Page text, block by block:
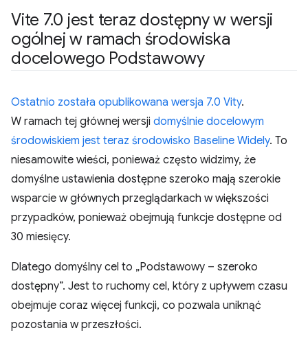
Vite 7.0 jest teraz dostępny w wersji
ogólnej w ramach środowiska
docelowego Podstawowy
Ostatnio została opublikowana wersja 7.0 Vity.
W ramach tej głównej wersji domyślnie docelowym
środowiskiem jest teraz środowisko Baseline Widely. To
niesamowite wieści, ponieważ często widzimy, że
domyślne ustawienia dostępne szeroko mają szerokie
wsparcie w głównych przeglądarkach w większości
przypadków, ponieważ obejmują funkcje dostępne od
30 miesięcy.
Dlatego domyślny cel to „Podstawowy – szeroko
dostępny”. Jest to ruchomy cel, który z upływem czasu
obejmuje coraz więcej funkcji, co pozwala uniknąć
pozostania w przeszłości.